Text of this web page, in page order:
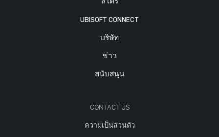
UBISOFT CONNECT
บริษัท
ข่าว
สนับสนุน
CONTACT US
ความเป็นส่วนตัว